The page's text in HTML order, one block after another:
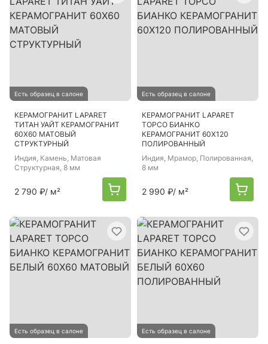
Есть образец в салоне
КЕРАМОГРАНИТ LAPARET
ТИТАН УАЙТ КЕРАМОГРАНИТ
60Х60 МАТОВЫЙ
СТРУКТУРНЫЙ
Индия, Камень, Матовая
Структурная, 8 мм
2 790 ₽/ м²
Есть образец в салоне
КЕРАМОГРАНИТ LAPARET
ТОРСО БИАНКО
КЕРАМОГРАНИТ 60Х120
ПОЛИРОВАННЫЙ
Индия, Мрамор, Полированная,
8 мм
2 990 ₽/ м²
Есть образец в салоне Есть образец в салоне